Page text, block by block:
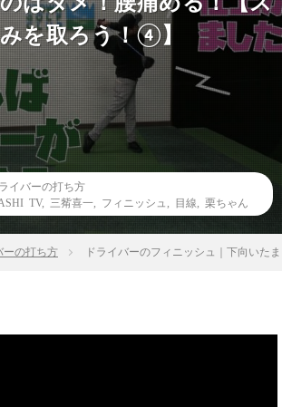
を取ろう！④】
イバーの打ち方
TV, 三觜喜一 フィニッシュ 目線 栗ちゃん
ーの打ち方 ドライバーのフィニッシュ｜下向いた